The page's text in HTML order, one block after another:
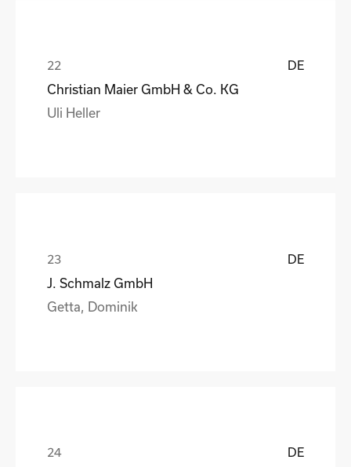
DE
Christian Maier GmbH & Co. KG
Uli Heller
DE
J. Schmalz GmbH
Getta, Dominik
DE